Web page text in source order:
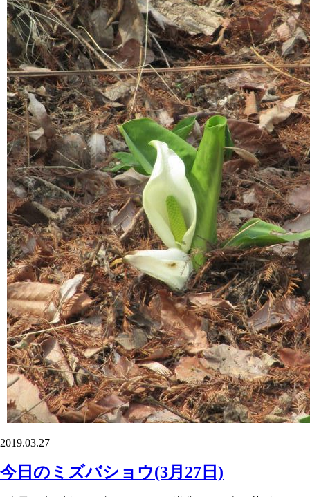
2019.03.27
今日のミズバショウ(3月27日)